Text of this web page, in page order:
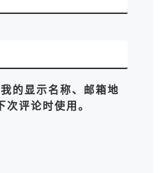
的显示名称、邮箱地
评论时使用。